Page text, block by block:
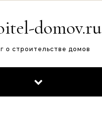
domov.ru
о строительстве домов